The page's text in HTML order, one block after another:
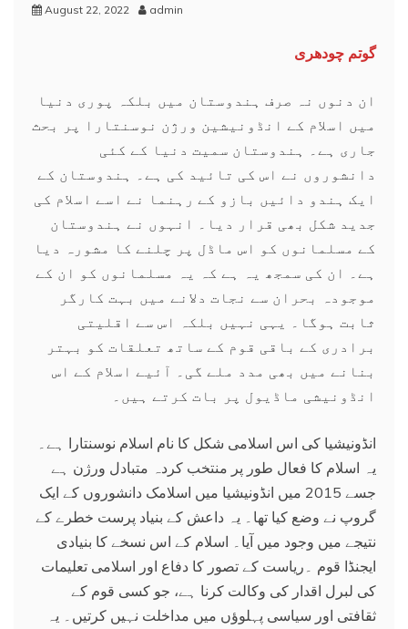
August 22, 2022 admin
گوتم چودھری
ان دنوں نہ صرف ہندوستان میں بلکہ پوری دنیا
میں اسلام کے انڈونیشین ورژن نوسنتارا پر بحث
جاری ہے۔ ہندوستان سمیت دنیا کے کئی
دانشوروں نے اس کی تائید کی ہے۔ ہندوستان کے
ایک ہندو دائیں بازو کے رہنما نے اسے اسلام کی
جدید شکل بھی قرار دیا۔ انہوں نے ہندوستان
کے مسلمانوں کو اس ماڈل پر چلنے کا مشورہ دیا
ہے۔ ان کی سمجھ یہ ہے کہ یہ مسلمانوں کو ان کے
موجودہ بحران سے نجات دلانے میں بہت کارگر
ثابت ہوگا۔ یہی نہیں بلکہ اس سے اقلیتی
برادری کے باقی قوم کے ساتھ تعلقات کو بہتر
بنانے میں بھی مدد ملے گی۔ آئیے اسلام کے اس
انڈونیشی ماڈیول پر بات کرتے ہیں۔
انڈونیشیا کی اس اسلامی شکل کا نام اسلام نوسنتارا ہے۔
یہ اسلام کا فعال طور پر منتخب کردہ متبادل ورژن ہے
جسے 2015 میں انڈونیشیا میں اسلامک دانشوروں کے ایک
گروپ نے وضع کیا تھا۔ یہ داعش کے بنیاد پرست خطرے کے
نتیجے میں وجود میں آیا۔ اسلام کے اس نسخے کا بنیادی
ایجنڈا قوم ۔ریاست کے تصور کا دفاع اور اسلامی تعلیمات
کی لبرل اقدار کی وکالت کرنا ہے، جو کسی قوم کے
ثقافتی اور سیاسی پہلوؤں میں مداخلت نہیں کرتیں۔ یہ